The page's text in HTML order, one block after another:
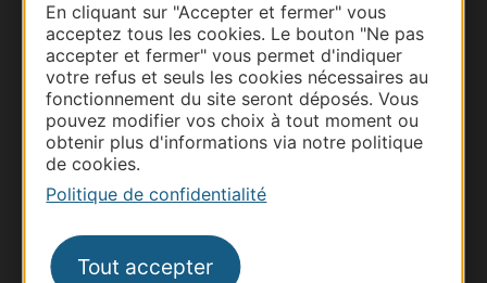
En cliquant sur "Accepter et fermer" vous
acceptez tous les cookies. Le bouton "Ne pas
accepter et fermer" vous permet d'indiquer
votre refus et seuls les cookies nécessaires au
fonctionnement du site seront déposés. Vous
pouvez modifier vos choix à tout moment ou
obtenir plus d'informations via notre politique
de cookies.
Politique de confidentialité
Tout accepter
Thermalisme
Business/Mice
Pros d'Occitanie
Site presse et d'influence